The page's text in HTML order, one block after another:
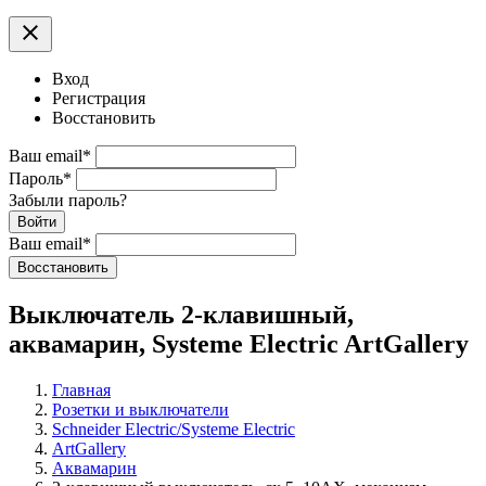
clear
Вход
Регистрация
Восстановить
Ваш email*
Пароль*
Забыли пароль?
Войти
Ваш email*
Воcстановить
Выключатель 2-клавишный,
аквамарин, Systeme Electric ArtGallery
Главная
Розетки и выключатели
Schneider Electric/Systeme Electric
ArtGallery
Аквамарин